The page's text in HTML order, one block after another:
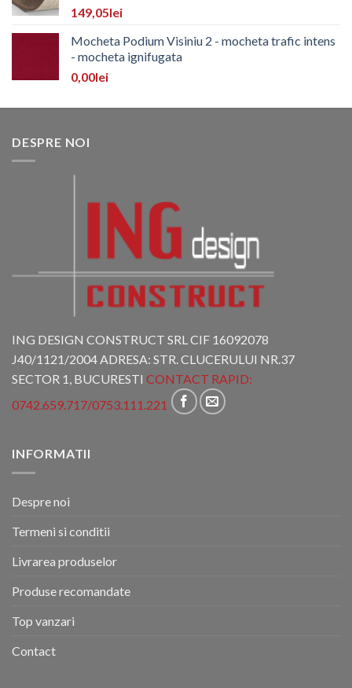
149,05lei
Mocheta Podium Visiniu 2 - mocheta trafic intens
- mocheta ignifugata
0,00lei
DESPRE NOI
ING DESIGN CONSTRUCT SRL CIF 16092078
J40/1121/2004 ADRESA: STR. CLUCERULUI NR.37
SECTOR 1, BUCURESTI CONTACT RAPID:
0742.659.717/0753.111.221
INFORMATII
Despre noi
Termeni si conditii
Livrarea produselor
Produse recomandate
Top vanzari
Contact